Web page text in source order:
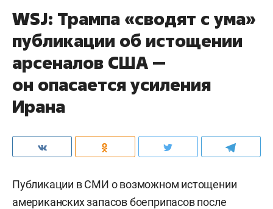
WSJ: Трампа «сводят с ума»
публикации об истощении
арсеналов США —
он опасается усиления
Ирана
Публикации в СМИ о возможном истощении
американских запасов боеприпасов после